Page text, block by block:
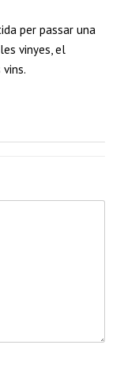
per passar una
vinyes, el